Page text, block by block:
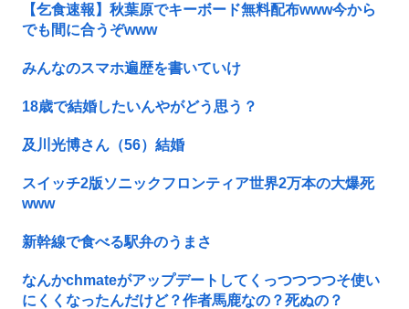
【乞食速報】秋葉原でキーボード無料配布www今から
でも間に合うぞwww
みんなのスマホ遍歴を書いていけ
18歳で結婚したいんやがどう思う？
及川光博さん（56）結婚
スイッチ2版ソニックフロンティア世界2万本の大爆死
www
新幹線で食べる駅弁のうまさ
なんかchmateがアップデートしてくっつつつつそ使い
にくくなったんだけど？作者馬鹿なの？死ぬの？